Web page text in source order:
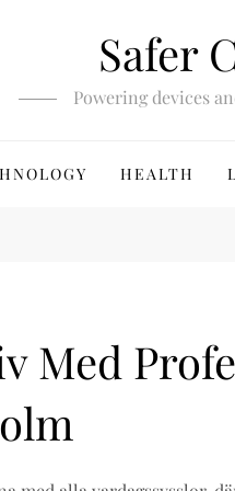
Safer
Powering devices
HEALTH
Med